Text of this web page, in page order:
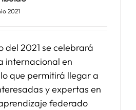
2021
del 2021 se celebrará
internacional en
que permitirá llegar a
y expertas en
federado